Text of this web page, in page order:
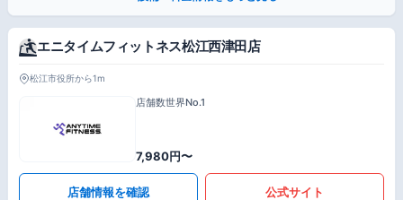
エニタイムフィットネス松江西津田店
松江市役所から1m
店舗数世界No.1
7,980円〜
店舗情報を確認 公式サイト